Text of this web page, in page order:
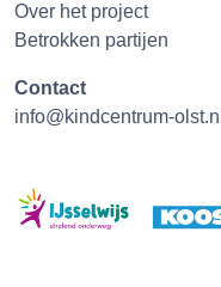
Over het project
Betrokken partijen
Contact
info@kindcentrum-olst.nl